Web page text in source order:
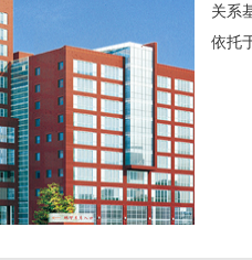
关系
依托